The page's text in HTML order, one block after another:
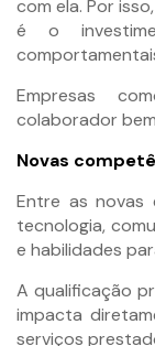
com ela. Por
é o
Empresas
colaborador
Novas
Entre as novas
tecnologia,
e habilidades
A qualificação
impacta
serviços